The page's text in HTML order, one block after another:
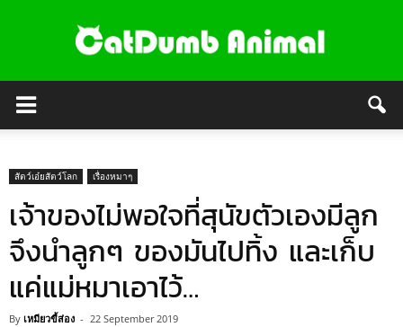
สัตว์เอ๋ยสัตว์โลก เรื่องหมาๆ
เจ้าของไม่พอใจที่สุนัขตัวเองมีลูก
จึงนำลูกๆ ของมันไปทิ้ง และเก็บ
แค่แม่หมาเอาไว้…
By เหมียวขี้ส่อง - 22 September 2019